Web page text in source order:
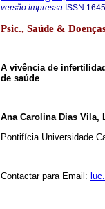
versão impressa ISSN
Psic., Saúde &
A vivência de
de saúde
Ana Carolina Dias Vila,
Pontifícia Universidade
Contactar para E­mail: